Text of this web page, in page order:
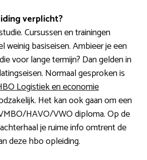
verplicht?
Cursussen en trainingen
weinig basiseisen. Ambieer je een
voor lange termijn? Dan gelden in
Normaal gesproken is
Logistiek en economie
Het kan ook gaan om een
HAVO/VWO diploma. Op de
je ruime info omtrent de
deze hbo opleiding.